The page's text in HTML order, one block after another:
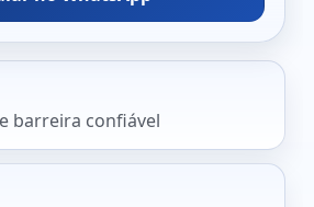
barreira confiável